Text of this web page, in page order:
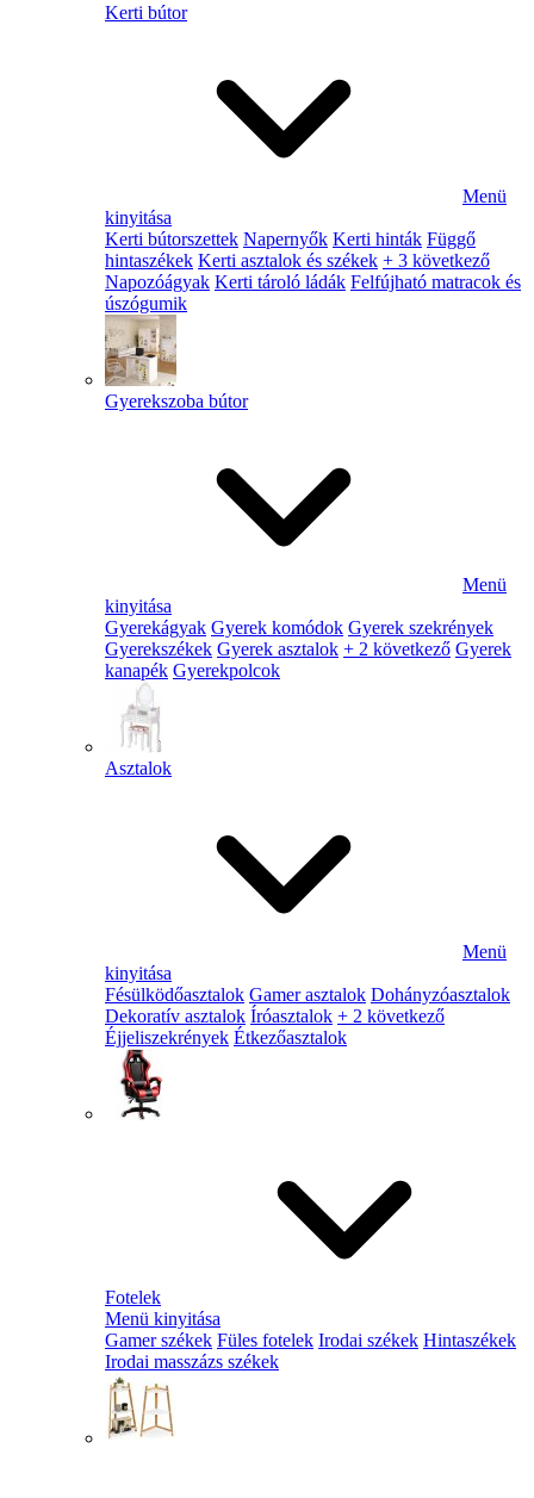
Kerti bútor
Menü
kinyitása
Kerti bútorszettek Napernyők Kerti hinták Függő
hintaszékek Kerti asztalok és székek + 3 következő
Napozóágyak Kerti tároló ládák Felfújható matracok és
úszógumik
Gyerekszoba bútor
Menü
kinyitása
Gyerekágyak Gyerek komódok Gyerek szekrények
Gyerekszékek Gyerek asztalok + 2 következő Gyerek
kanapék Gyerekpolcok
Asztalok
Menü
kinyitása
Fésülködőasztalok Gamer asztalok Dohányzóasztalok
Dekoratív asztalok Íróasztalok + 2 következő
Éjjeliszekrények Étkezőasztalok
Fotelek
Menü kinyitása
Gamer székek Füles fotelek Irodai székek Hintaszékek
Irodai masszázs székek